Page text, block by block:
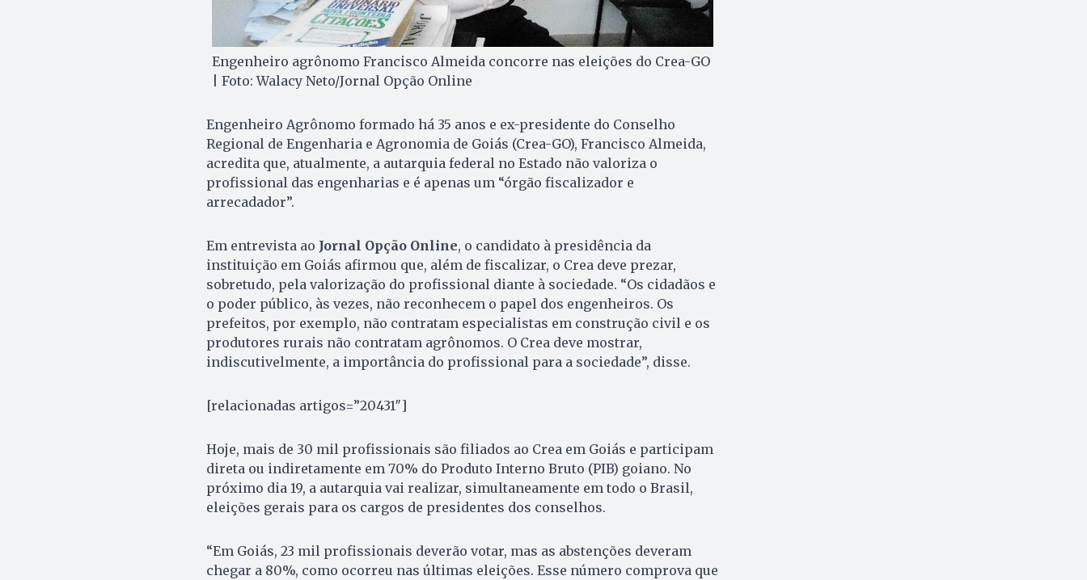
Engenheiro agrônomo Francisco Almeida concorre nas eleições do Crea-GO
| Foto: Walacy Neto/Jornal Opção Online
Engenheiro Agrônomo formado há 35 anos e ex-presidente do Conselho
Regional de Engenharia e Agronomia de Goiás (Crea-GO), Francisco Almeida,
acredita que, atualmente, a autarquia federal no Estado não valoriza o
profissional das engenharias e é apenas um “órgão fiscalizador e
arrecadador”.
Em entrevista ao Jornal Opção Online, o candidato à presidência da
instituição em Goiás afirmou que, além de fiscalizar, o Crea deve prezar,
sobretudo, pela valorização do profissional diante à sociedade. “Os cidadãos e
o poder público, às vezes, não reconhecem o papel dos engenheiros. Os
prefeitos, por exemplo, não contratam especialistas em construção civil e os
produtores rurais não contratam agrônomos. O Crea deve mostrar,
indiscutivelmente, a importância do profissional para a sociedade”, disse.
[relacionadas artigos=”20431″]
Hoje, mais de 30 mil profissionais são filiados ao Crea em Goiás e participam
direta ou indiretamente em 70% do Produto Interno Bruto (PIB) goiano. No
próximo dia 19, a autarquia vai realizar, simultaneamente em todo o Brasil,
eleições gerais para os cargos de presidentes dos conselhos.
“Em Goiás, 23 mil profissionais deverão votar, mas as abstenções deveram
chegar a 80%, como ocorreu nas últimas eleições. Esse número comprova que